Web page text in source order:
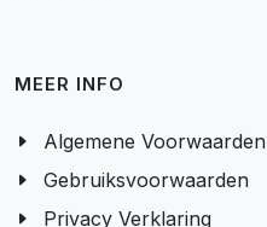
MEER INFO
Algemene Voorwaarden
Gebruiksvoorwaarden
Privacy Verklaring